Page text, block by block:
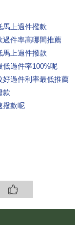
馬上過件撥款
過件率高哪間推薦
馬上過件撥款
過件率100%呢
好過件利率最低推薦
款
撥款呢